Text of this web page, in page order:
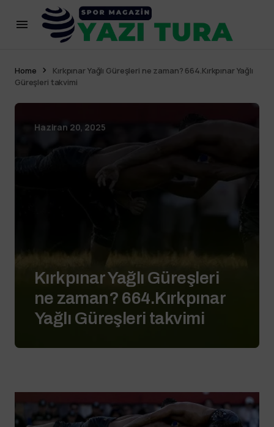
Home
Kırkpınar Yağlı Güreşleri ne zaman? 664.Kırkpınar Yağlı
Güreşleri takvimi
Haziran 20, 2025
Kırkpınar Yağlı Güreşleri
ne zaman? 664.Kırkpınar
Yağlı Güreşleri takvimi